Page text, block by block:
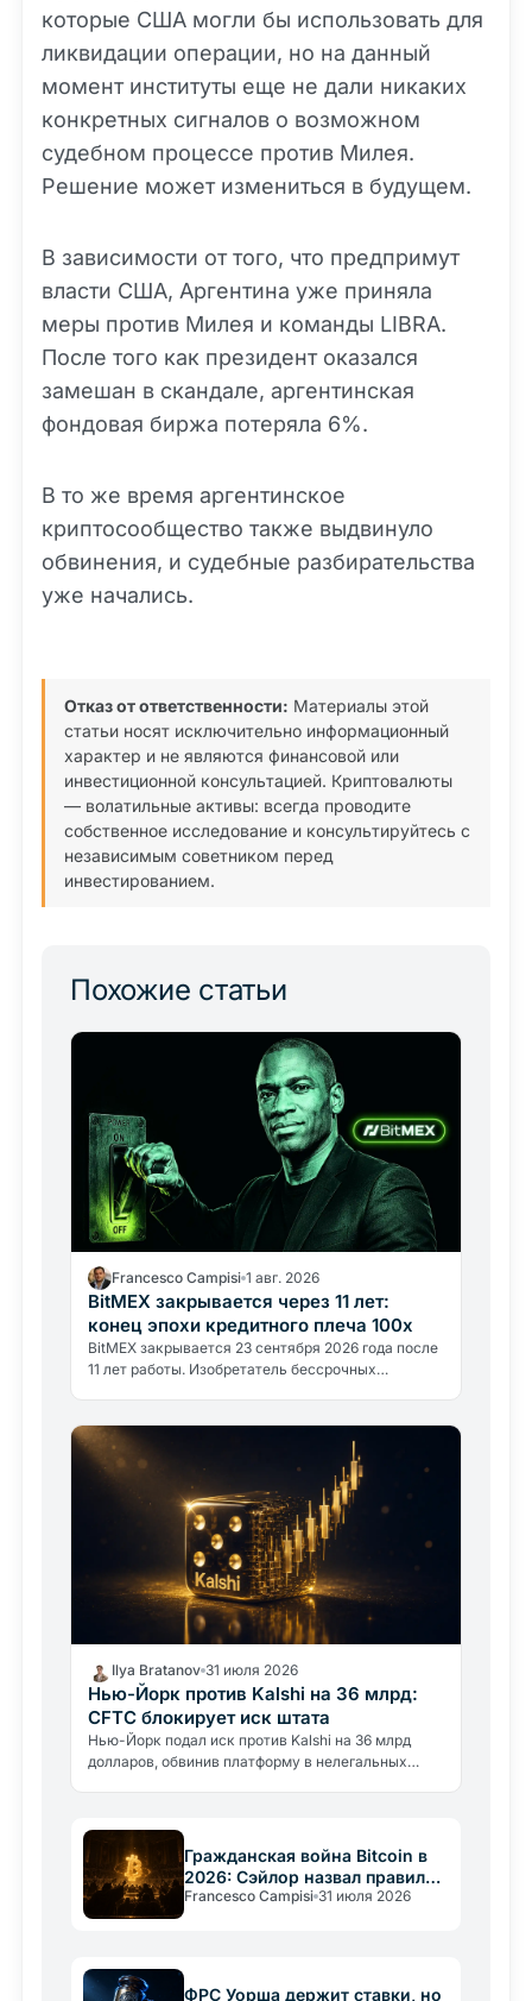
которые США могли бы использовать для
ликвидации операции, но на данный
момент институты еще не дали никаких
конкретных сигналов о возможном
судебном процессе против Милея.
Решение может измениться в будущем.
В зависимости от того, что предпримут
власти США, Аргентина уже приняла
меры против Милея и команды LIBRA.
После того как президент оказался
замешан в скандале, аргентинская
фондовая биржа потеряла 6%.
В то же время аргентинское
криптосообщество также выдвинуло
обвинения, и судебные разбирательства
уже начались.
Отказ от ответственности: Материалы этой
статьи носят исключительно информационный
характер и не являются финансовой или
инвестиционной консультацией. Криптовалюты
— волатильные активы: всегда проводите
собственное исследование и консультируйтесь с
независимым советником перед
инвестированием.
Похожие статьи
Francesco Campisi 1 авг. 2026
BitMEX закрывается через 11 лет:
конец эпохи кредитного плеча 100x
BitMEX закрывается 23 сентября 2026 года после
11 лет работы. Изобретатель бессрочных
Ilya Bratanov 31 июля 2026
Нью-Йорк против Kalshi на 36 млрд:
CFTC блокирует иск штата
Нью-Йорк подал иск против Kalshi на 36 млрд
долларов, обвинив платформу в нелегальных
Гражданская война Bitcoin в
2026: Сэйлор назвал правила
«конституцией»
Francesco Campisi 31 июля 2026
ФРС Уорша держит ставки, но